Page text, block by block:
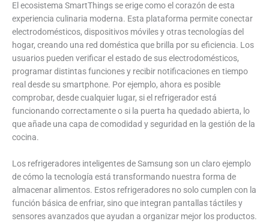
El ecosistema SmartThings se erige como el corazón de esta
experiencia culinaria moderna. Esta plataforma permite conectar
electrodomésticos, dispositivos móviles y otras tecnologías del
hogar, creando una red doméstica que brilla por su eficiencia. Los
usuarios pueden verificar el estado de sus electrodomésticos,
programar distintas funciones y recibir notificaciones en tiempo
real desde su smartphone. Por ejemplo, ahora es posible
comprobar, desde cualquier lugar, si el refrigerador está
funcionando correctamente o si la puerta ha quedado abierta, lo
que añade una capa de comodidad y seguridad en la gestión de la
cocina.
Los refrigeradores inteligentes de Samsung son un claro ejemplo
de cómo la tecnología está transformando nuestra forma de
almacenar alimentos. Estos refrigeradores no solo cumplen con la
función básica de enfriar, sino que integran pantallas táctiles y
sensores avanzados que ayudan a organizar mejor los productos.